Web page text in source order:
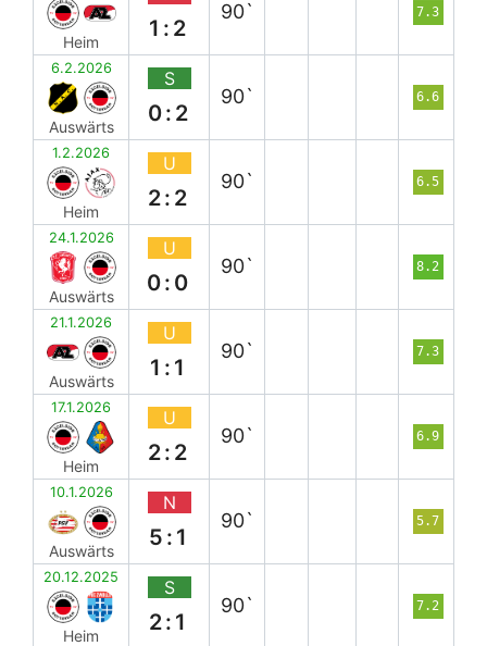
Heim
1:2
90` 7.3
6.2.2026
Auswärts
S
0:2
90` 6.6
1.2.2026
Heim
U
2:2
90` 6.5
24.1.2026
Auswärts
U
0:0
90` 8.2
21.1.2026
Auswärts
U
1:1
90` 7.3
17.1.2026
Heim
U
2:2
90` 6.9
10.1.2026
Auswärts
N
5:1
90` 5.7
20.12.2025
Heim
S
2:1
90` 7.2